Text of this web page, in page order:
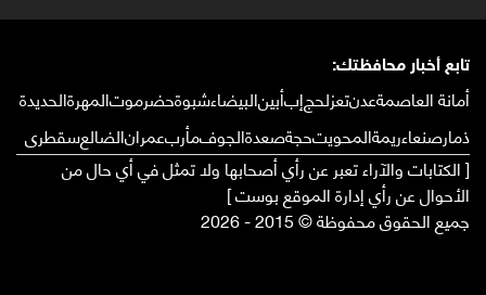
تابع أخبار محافظتك:
أمانة العاصمةعدنتعزلحجإبأبينالبيضاءشبوةحضرموتالمهرةالحديدة
ذمارصنعاءريمةالمحويتحجةصعدةالجوفمأربعمرانالضالعسقطرى
[ الكتابات والآراء تعبر عن رأي أصحابها ولا تمثل في أي حال من
الأحوال عن رأي إدارة الموقع بوست ]
جميع الحقوق محفوظة © 2015 - 2026